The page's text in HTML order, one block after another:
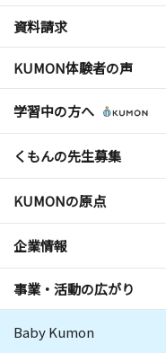
資料請求
KUMON体験者の声
学習中の方へ
くもんの先生募集
KUMONの原点
企業情報
事業・活動の広がり
Baby Kumon